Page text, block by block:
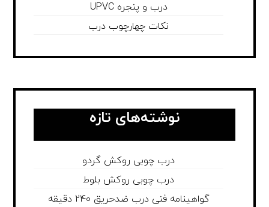
درب و پنجره UPVC
نکات چهارچوب درب
نوشته‌های تازه
درب چوبی روکش گردو
درب چوبی روکش بلوط
گواهینامه فنی درب ضدحریق 240 دقیقه